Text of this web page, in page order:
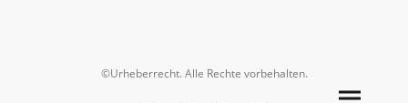
©Urheberrecht. Alle Rechte vorbehalten.